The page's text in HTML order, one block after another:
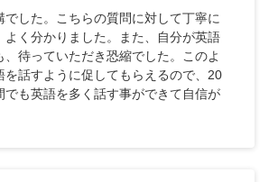
でした。こちらの質問に対して丁寧に
よく分かりました。また、自分が英語
、待っていただき恐縮でした。このよ
を話すように促してもらえるので、20
でも英語を多く話す事ができて自信が